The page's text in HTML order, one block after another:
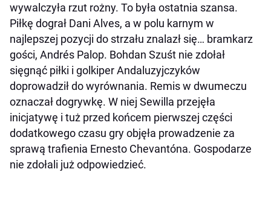
wywalczyła rzut rożny. To była ostatnia szansa.
Piłkę dograł Dani Alves, a w polu karnym w
najlepszej pozycji do strzału znalazł się… bramkarz
gości, Andrés Palop. Bohdan Szuśt nie zdołał
sięgnąć piłki i golkiper Andaluzyjczyków
doprowadził do wyrównania. Remis w dwumeczu
oznaczał dogrywkę. W niej Sewilla przejęła
inicjatywę i tuż przed końcem pierwszej części
dodatkowego czasu gry objęła prowadzenie za
sprawą trafienia Ernesto Chevantóna. Gospodarze
nie zdołali już odpowiedzieć.